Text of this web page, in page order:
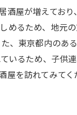
酒屋が増えてお
めるため、地元
、東京都内のあ
いるため、子供
屋を訪れてみて